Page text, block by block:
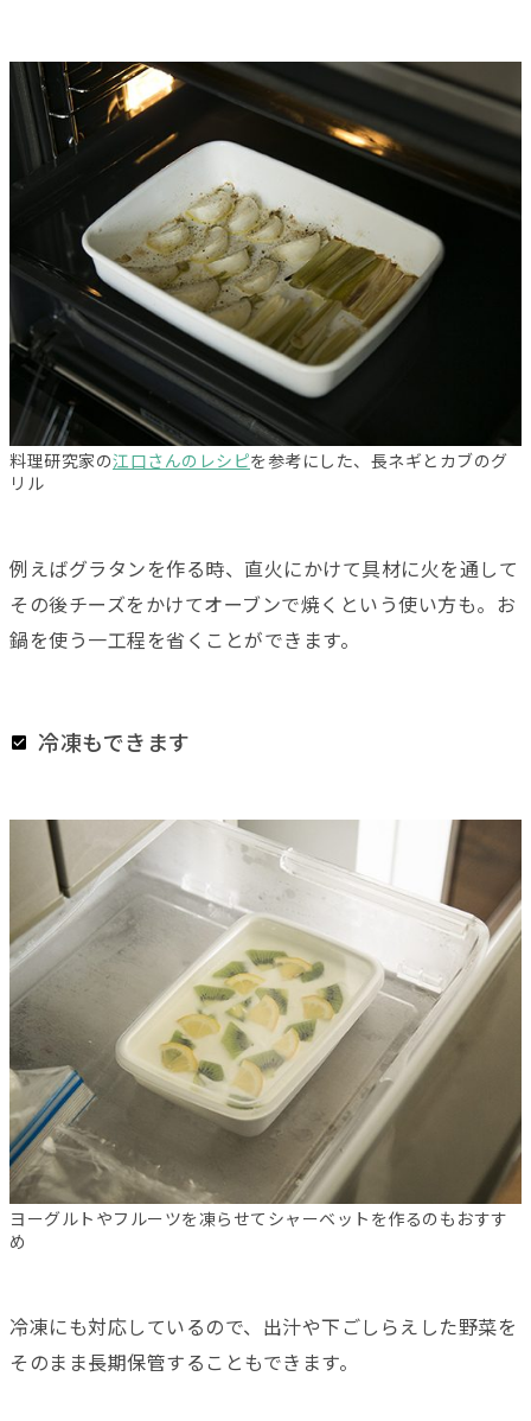
料理研究家の江口さんのレシピを参考にした、長ネギとカブのグ
リル
例えばグラタンを作る時、直火にかけて具材に火を通して
その後チーズをかけてオーブンで焼くという使い方も。お
鍋を使う一工程を省くことができます。
冷凍もできます
ヨーグルトやフルーツを凍らせてシャーベットを作るのもおすす
め
冷凍にも対応しているので、出汁や下ごしらえした野菜を
そのまま長期保管することもできます。